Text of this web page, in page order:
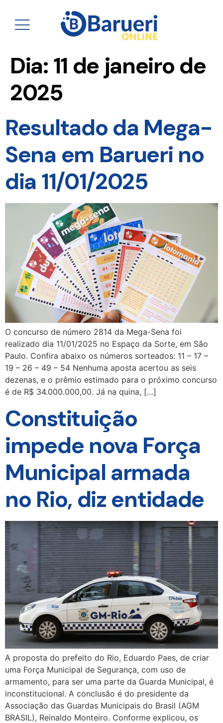
Dia: 11 de janeiro de
2025
Resultado da Mega-
Sena em Barueri no
dia 11/01/2025
O concurso de número 2814 da Mega-Sena foi
realizado dia 11/01/2025 no Espaço da Sorte, em São
Paulo. Confira abaixo os números sorteados: 11 – 17 –
19 – 26 – 49 – 54 Nenhuma aposta acertou as seis
dezenas, e o prêmio estimado para o próximo concurso
é de R$ 34.000.000,00. Já na quina, […]
Constituição
impede nova Força
Municipal armada
no Rio, diz entidade
A proposta do prefeito do Rio, Eduardo Paes, de criar
uma Força Municipal de Segurança, com uso de
armamento, para ser uma parte da Guarda Municipal, é
inconstitucional. A conclusão é do presidente da
Associação das Guardas Municipais do Brasil (AGM
BRASIL), Reinaldo Monteiro. Conforme explicou, os